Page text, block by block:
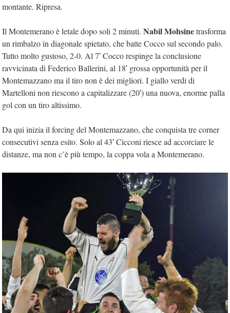
montante. Ripresa.
Il Montemerano è letale dopo soli 2 minuti. Nabil Mohsinetrasforma
un rimbalzo in diagonale spietato, che batte Cocco sul secondo palo.
Tutto molto gustoso, 2-0. Al 7′ Cocco respinge la conclusione
ravvicinata di Federico Ballerini, al 18′ grossa opportunità per il
Montemazzano ma il tiro non è dei migliori. I giallo verdi di
Martelloni non riescono a capitalizzare (20′) una nuova, enorme palla
gol con un tiro altissimo.
Da qui inizia il forcing del Montemazzano, che conquista tre corner
consecutivi senza esito. Solo al 43′ Cicconi riesce ad accorciare le
distanze, ma non c’è più tempo, la coppa vola a Montemerano.